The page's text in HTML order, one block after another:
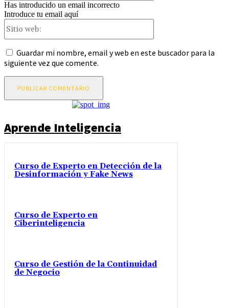
Has introducido un email incorrecto
Introduce tu email aquí
Guardar mi nombre, email y web en este buscador para la
siguiente vez que comente.
Aprende Inteligencia
Curso de Experto en Detección de la
Desinformación y Fake News
Curso de Experto en
Ciberinteligencia
Curso de Gestión de la Continuidad
de Negocio